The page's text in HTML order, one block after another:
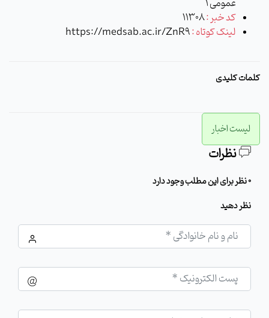
عمومی 1
کد خبر :11308
لینک کوتاه :https://medsab.ac.ir/ZnR9
کلمات کلیدی
لیست اخبار
نظرات
0 نظر برای این مطلب وجود دارد
نظر دهید